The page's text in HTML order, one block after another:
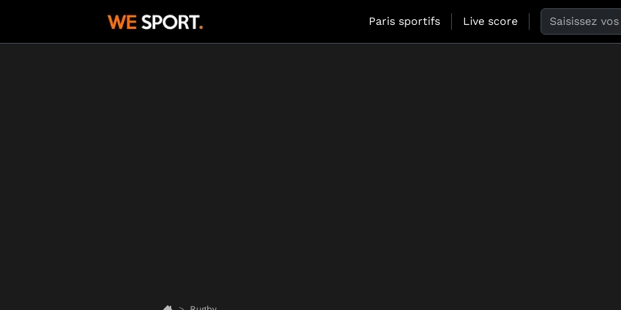
Paris sportifs Live score Search the